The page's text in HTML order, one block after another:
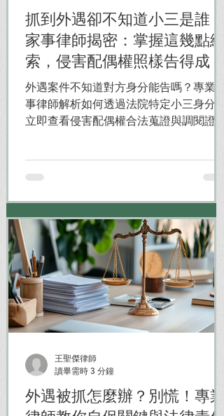
抓到外遇卻不知道小三是誰？
家事律師揭密：掌握這幾點線
索，侵害配偶權照樣告得成！
外遇案件不知道對方身分能告嗎？專業家
事律師解析如何透過法院特定小三身分。
立即查看侵害配偶權合法蒐證與調閱證據
外遇被抓怎麼辦？別慌！專業
王聖傑律師
讀畢需時 3 分鐘